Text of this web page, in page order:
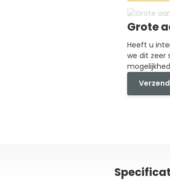
Grote
Heeft u
we dit zeer